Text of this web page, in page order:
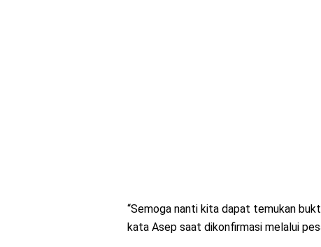
“Semoga nanti kita dapat temukan
kata Asep saat dikonfirmasi melalui